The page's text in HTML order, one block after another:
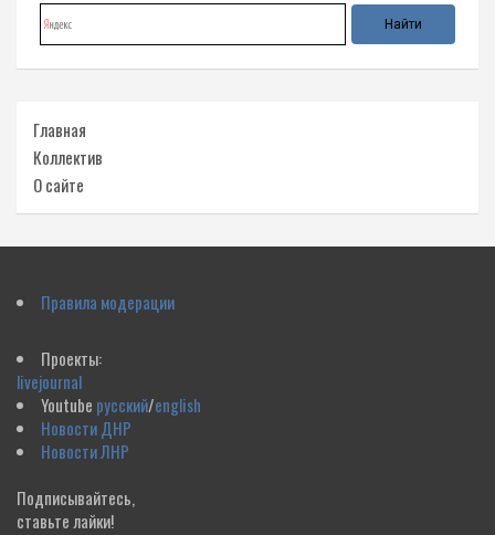
Главная
Коллектив
О сайте
Правила модерации
Проекты:
livejournal
Youtube русский/english
Новости ДНР
Новости ЛНР
Подписывайтесь,
ставьте лайки!